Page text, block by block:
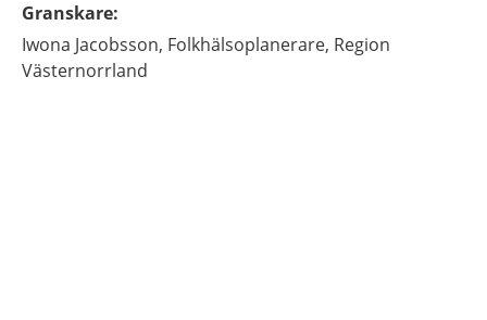
Granskare:
Iwona Jacobsson, Folkhälsoplanerare, Region
Västernorrland